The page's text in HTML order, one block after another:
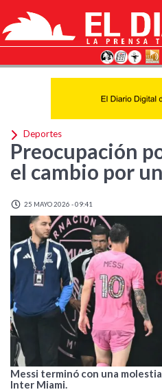
Deportes
Preocupación
el cambio por
25 MAYO 2026 - 09:41
Messi terminó con una
Inter Miami.